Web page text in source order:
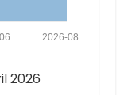
2026-08
2026